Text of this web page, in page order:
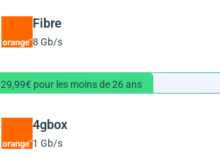
Fibre
8 Gb/s
29,99€ pour les moins de 26 ans
4gbox
1 Gb/s